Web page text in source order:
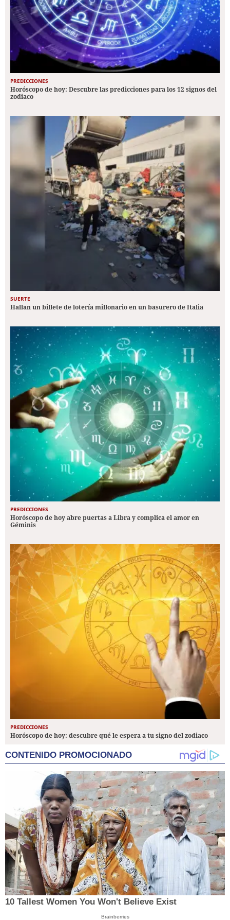
PREDICCIONES
Horóscopo de hoy: Descubre las predicciones para los 12 signos del
zodiaco
SUERTE
Hallan un billete de lotería millonario en un basurero de Italia
PREDICCIONES
Horóscopo de hoy abre puertas a Libra y complica el amor en
Géminis
PREDICCIONES
Horóscopo de hoy: descubre qué le espera a tu signo del zodiaco
CONTENIDO PROMOCIONADO
10 Tallest Women You Won't Believe Exist
Brainberries